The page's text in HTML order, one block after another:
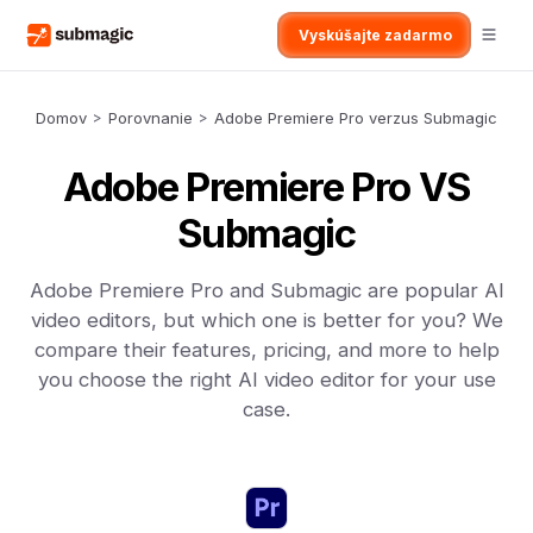
Vyskúšajte zadarmo
Domov > Porovnanie > Adobe Premiere Pro verzus Submagic
Adobe Premiere Pro VS
Submagic
Adobe Premiere Pro and Submagic are popular AI
video editors, but which one is better for you? We
compare their features, pricing, and more to help
you choose the right AI video editor for your use
case.